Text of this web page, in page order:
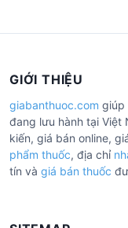
GIỚI THIỆU
giabanthuoc.com giúp
đang lưu hành tại Việt
kiến, giá bán online,
phẩm thuốc, địa chỉ
tín và giá bán thuốc